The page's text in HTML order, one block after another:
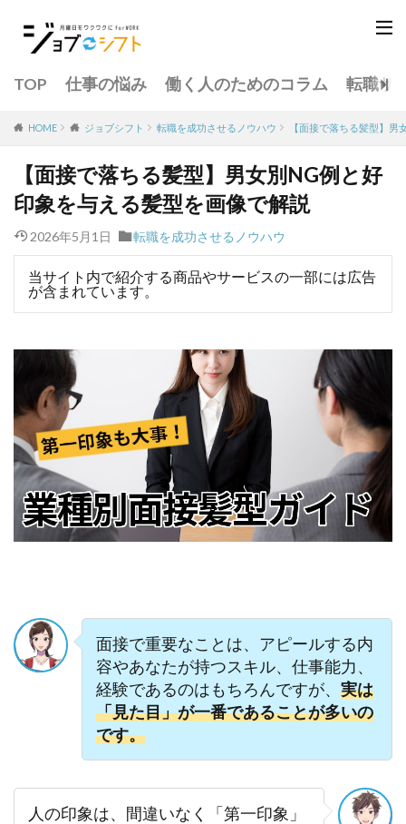
TOP 仕事の悩み 働く人のためのコラム 転職サ
HOME ジョブシフト 転職を成功させるノウハウ 【面接で落ちる髪型】
【面接で落ちる髪型】男女別NG例と好
印象を与える髪型を画像で解説
2026年5月1日 転職を成功させるノウハウ
当サイト内で紹介する商品やサービスの一部には広告
が含まれています。
面接で重要なことは、アピールする内
容やあなたが持つスキル、仕事能力、
経験であるのはもちろんですが、 実は
「見た目」が一番であることが多いの
です。
人の印象は、間違いなく「第一印象」